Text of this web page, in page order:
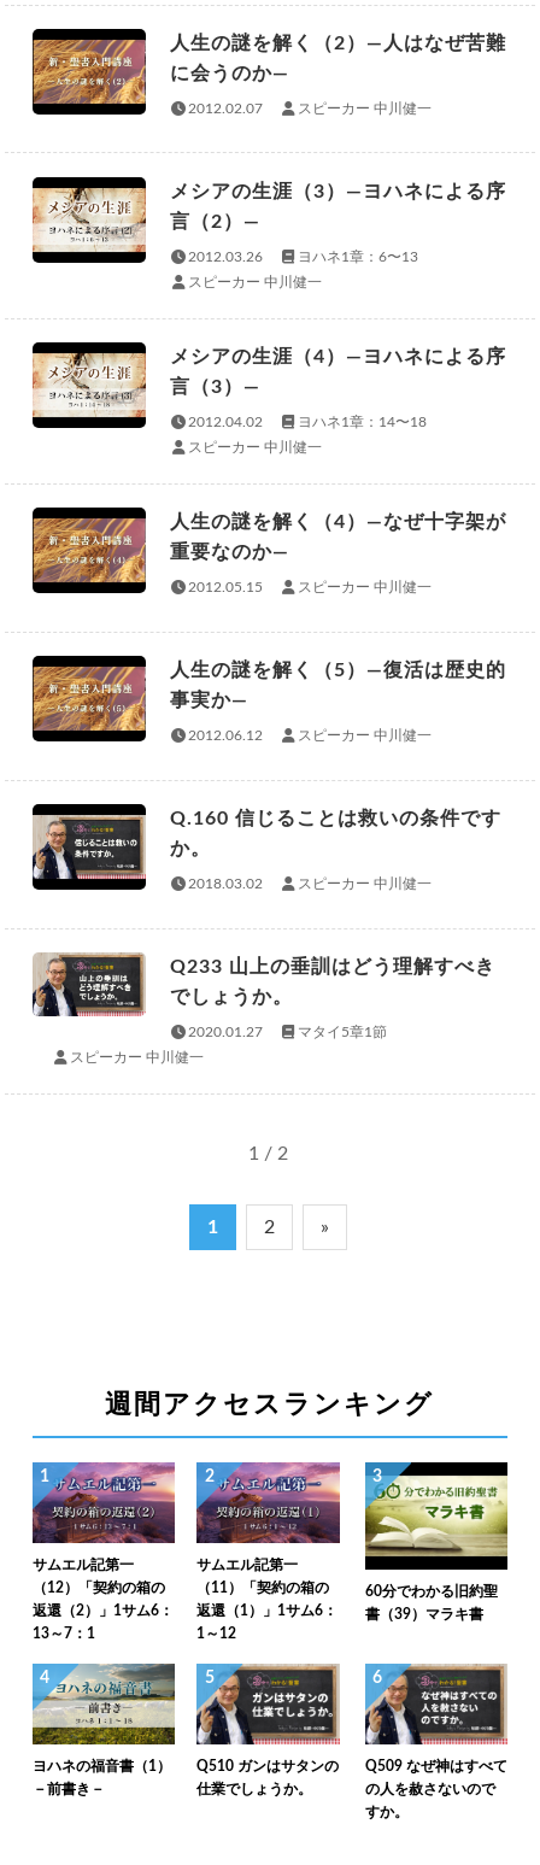
人生の謎を解く（2）—人はなぜ苦難
に会うのか—
2012.02.07 スピーカー 中川健一
メシアの生涯（3）—ヨハネによる序
言（2）—
2012.03.26
ヨハネ1章：6〜13
スピーカー 中川健一
メシアの生涯（4）—ヨハネによる序
言（3）—
2012.04.02
ヨハネ1章：14〜18
スピーカー 中川健一
人生の謎を解く（4）—なぜ十字架が
重要なのか—
2012.05.15 スピーカー 中川健一
人生の謎を解く（5）—復活は歴史的
事実か—
2012.06.12 スピーカー 中川健一
Q.160 信じることは救いの条件です
か。
2018.03.02 スピーカー 中川健一
Q233 山上の垂訓はどう理解すべき
でしょうか。
2020.01.27
マタイ5章1節
スピーカー 中川健一
1 / 2
1 2 »
週間アクセスランキング
1
サムエル記第一
（12）「契約の箱の
返還（2）」1サム6：
13～7：1
2
サムエル記第一
（11）「契約の箱の
返還（1）」1サム6：
1～12
3
60分でわかる旧約聖
書（39）マラキ書
4
ヨハネの福音書（1）
－前書き－
5
Q510 ガンはサタンの
仕業でしょうか。
6
Q509 なぜ神はすべて
の人を赦さないので
すか。